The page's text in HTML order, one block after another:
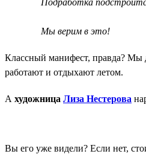
Мы верим в это!
Классный манифест, правда? Мы
работают и отдыхают летом.
А художница Лиза Нестерова
Вы его уже видели? Если нет,